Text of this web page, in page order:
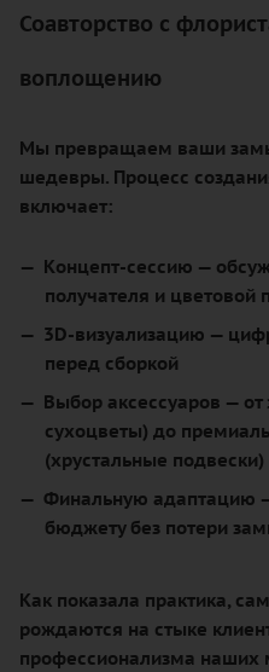
Соавторство с
воплощению
Мы превращаем ваши
шедевры. Процесс
включает:
Концепт-сессию —
получателя и цветовой
3D-визуализацию —
перед сборкой
Выбор аксессуаров —
сухоцветы) до
(хрустальные подвески)
Финальную адаптацию
бюджету без потери
Как показала практика,
рождаются на стыке
профессионализма наших